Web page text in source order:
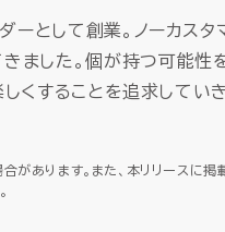
として創業。ノーカスタ
ました。個が持つ可能性
しくすることを追求してい
あります。また、本リリースに